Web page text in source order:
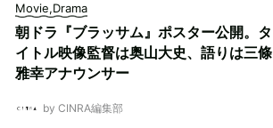
Movie,Drama
朝ドラ『ブラッサム』ポスター公開。タ
イトル映像監督は奥山大史、語りは三條
雅幸アナウンサー
by CINRA編集部